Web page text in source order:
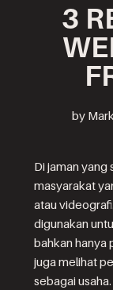
3
by
Di jaman yang
masyarakat
atau
digunakan
bahkan hanya
juga melihat
sebagai